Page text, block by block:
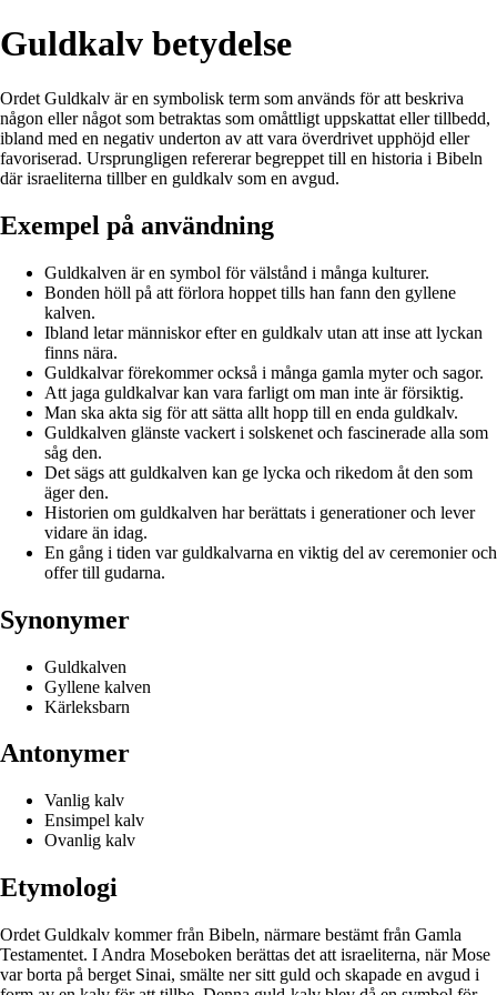
Guldkalv betydelse
Ordet Guldkalv är en symbolisk term som används för att beskriva
någon eller något som betraktas som omåttligt uppskattat eller tillbedd,
ibland med en negativ underton av att vara överdrivet upphöjd eller
favoriserad. Ursprungligen refererar begreppet till en historia i Bibeln
där israeliterna tillber en guldkalv som en avgud.
Exempel på användning
Guldkalven är en symbol för välstånd i många kulturer.
Bonden höll på att förlora hoppet tills han fann den gyllene
kalven.
Ibland letar människor efter en guldkalv utan att inse att lyckan
finns nära.
Guldkalvar förekommer också i många gamla myter och sagor.
Att jaga guldkalvar kan vara farligt om man inte är försiktig.
Man ska akta sig för att sätta allt hopp till en enda guldkalv.
Guldkalven glänste vackert i solskenet och fascinerade alla som
såg den.
Det sägs att guldkalven kan ge lycka och rikedom åt den som
äger den.
Historien om guldkalven har berättats i generationer och lever
vidare än idag.
En gång i tiden var guldkalvarna en viktig del av ceremonier och
offer till gudarna.
Synonymer
Guldkalven
Gyllene kalven
Kärleksbarn
Antonymer
Vanlig kalv
Ensimpel kalv
Ovanlig kalv
Etymologi
Ordet Guldkalv kommer från Bibeln, närmare bestämt från Gamla
Testamentet. I Andra Moseboken berättas det att israeliterna, när Mose
var borta på berget Sinai, smälte ner sitt guld och skapade en avgud i